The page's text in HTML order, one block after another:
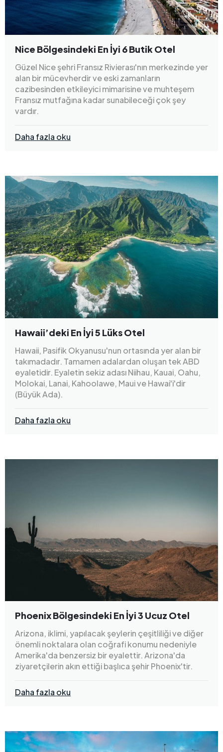
Nice Bölgesindeki En İyi 6 Butik Otel
Güzel Nice şehri Fransız Rivierası'nın merkezinde yer
alan bir mücevherdir ve eski zamanların
cazibesinden etkileyici mimarisine ve muhteşem
Fransız mutfağına kadar sunabileceği çok şey
vardır.
Daha fazla oku
Hawaii’deki En İyi 5 Lüks Otel
Hawaii, Pasifik Okyanusu'nun ortasında yer alan bir
takımadadır. Tamamen adalardan oluşan tek ABD
eyaletidir. Eyaletin sekiz adası Niihau, Kauai, Oahu,
Molokai, Lanai, Kahoolawe, Maui ve Hawai'i'dir
(Büyük Ada).
Daha fazla oku
Phoenix Bölgesindeki En İyi 3 Ucuz Otel
Arizona, iklimi, yapılacak şeylerin çeşitliliği ve diğer
önemli noktalara olan coğrafi konumu nedeniyle
Amerika'da benzersiz bir eyalettir. Arizona'da
ziyaretçilerin akın ettiği başlıca şehir Phoenix'tir.
Daha fazla oku